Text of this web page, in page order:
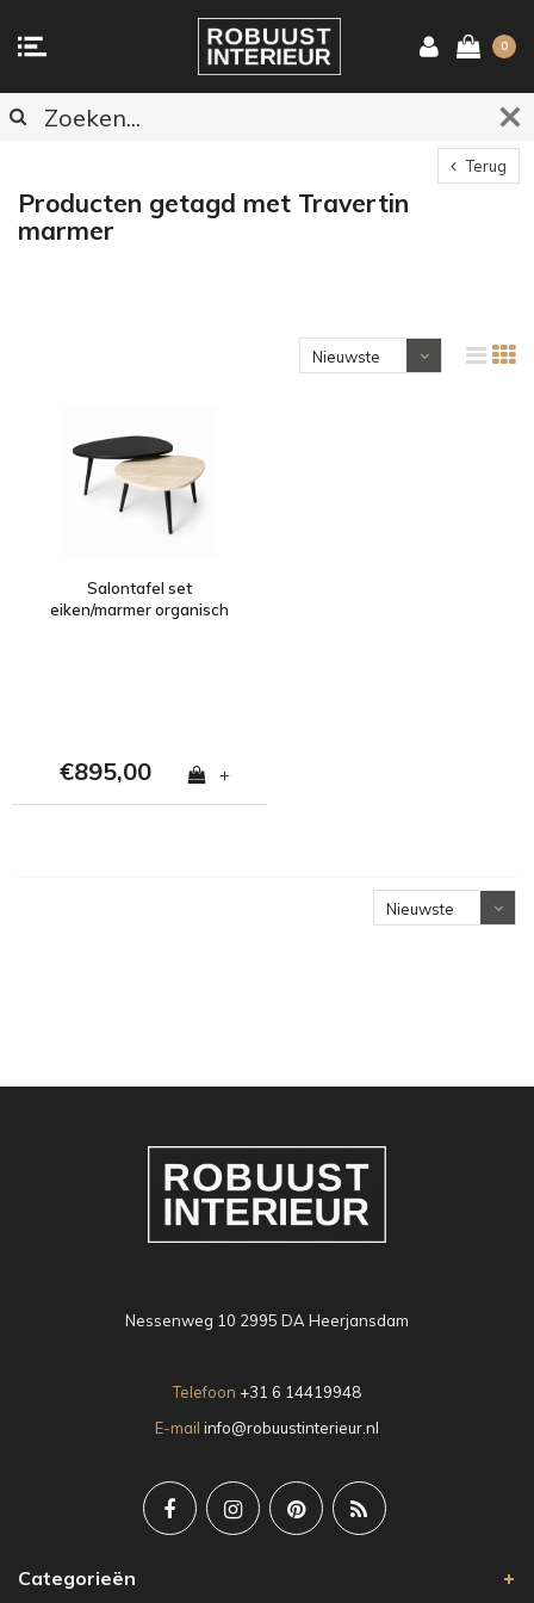
0
Terug
Producten getagd met Travertin
marmer
Nieuwste
Salontafel set
eiken/marmer organisch
€895,00 +
Nieuwste
Nessenweg 10 2995 DA Heerjansdam
Telefoon +31 6 14419948
E-mail info@robuustinterieur.nl
Categorieën